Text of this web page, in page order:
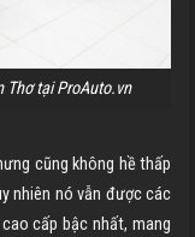
Thơ tại ProAuto.vn
cũng không hề thấp
nhiên nó vẫn được các
cấp bậc nhất, mang